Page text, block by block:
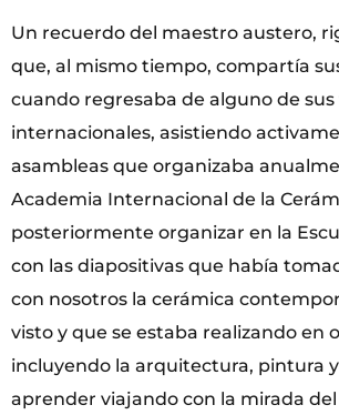
Un recuerdo del maestro austero,
que, al mismo tiempo, compartía
cuando regresaba de alguno de sus
internacionales, asistiendo
asambleas que organizaba
Academia Internacional de la
posteriormente organizar en la
con las diapositivas que había
con nosotros la cerámica
visto y que se estaba realizando en
incluyendo la arquitectura, pintura
aprender viajando con la mirada